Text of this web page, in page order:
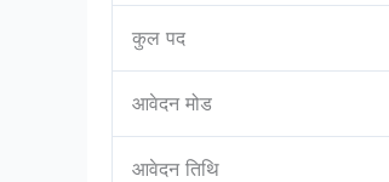
कुल पद
आवेदन मोड
आवेदन तिथि